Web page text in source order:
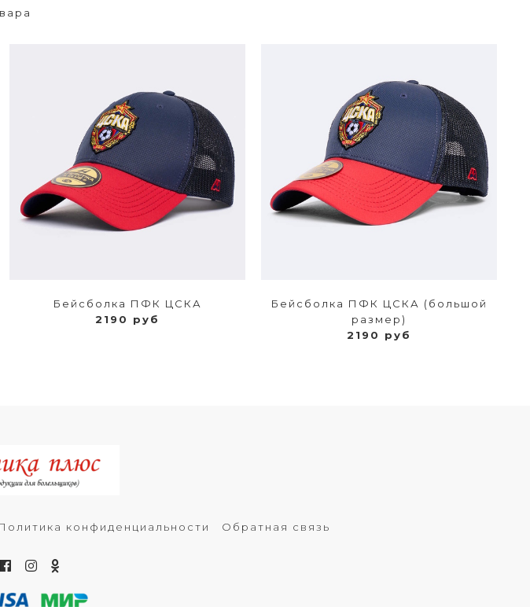
Бейсболка ПФК ЦСКА
2190 руб
Бейсболка ПФК ЦСКА (большой
размер)
2190 руб
конфиденциальности Обратная связь